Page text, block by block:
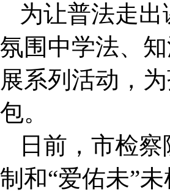
为让普法走
氛围中学法、
展系列活动，
包。
日前，市检
制和“爱佑未”